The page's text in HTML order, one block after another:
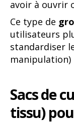
avoir à ouvrir
Ce type de
utilisateurs
standardiser
manipulation)
Sacs de
tissu)